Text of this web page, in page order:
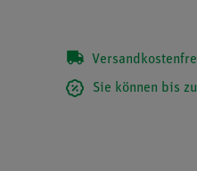
Sie können bis zu